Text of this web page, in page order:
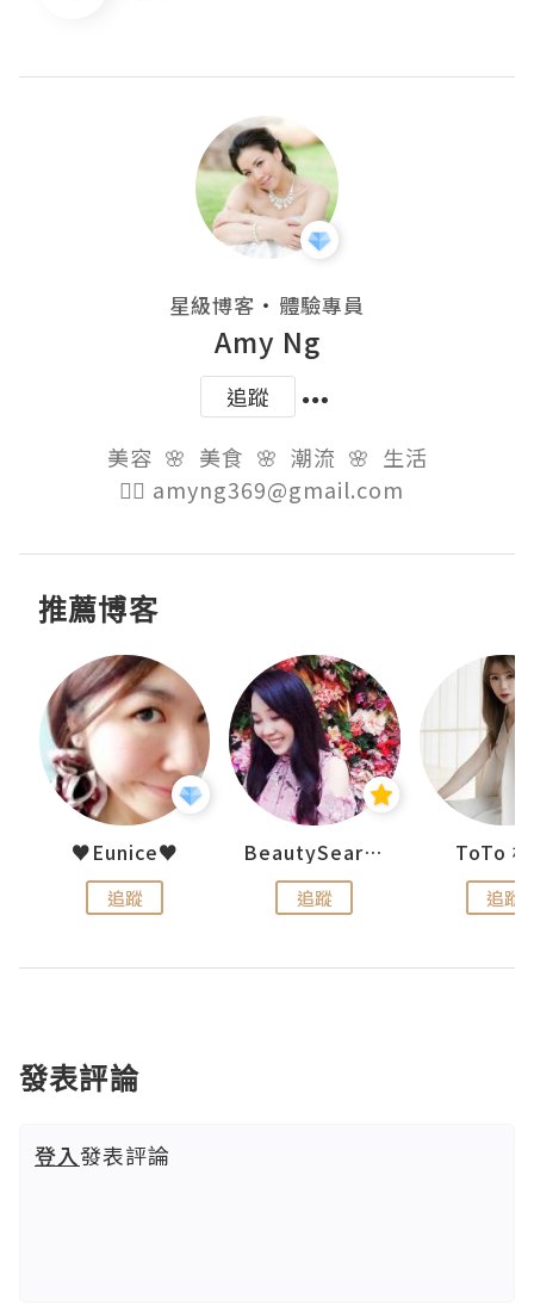
星級博客 ・ 體驗專員
Amy Ng
追蹤
美容  🌸  美食  🌸  潮流  🌸  生活
👉🏻 amyng369@gmail.com
推薦博客
♥Eunice♥
追蹤
BeautySearch
追蹤
ToTo
追蹤
發表評論
登入發表評論